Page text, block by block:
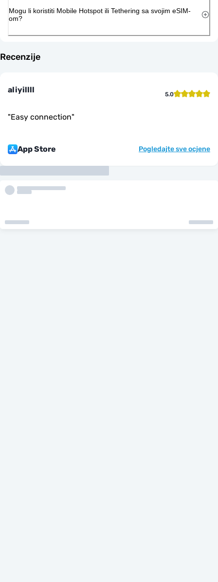
Mogu li koristiti Mobile Hotspot ili Tethering sa svojim eSIM-
om?
Recenzije
aliyillll 5.0
"Easy connection"
App Store Pogledajte sve ocjene